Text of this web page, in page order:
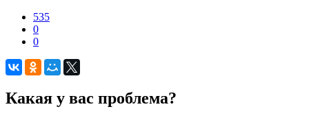
535
0
0
Какая у вас проблема?